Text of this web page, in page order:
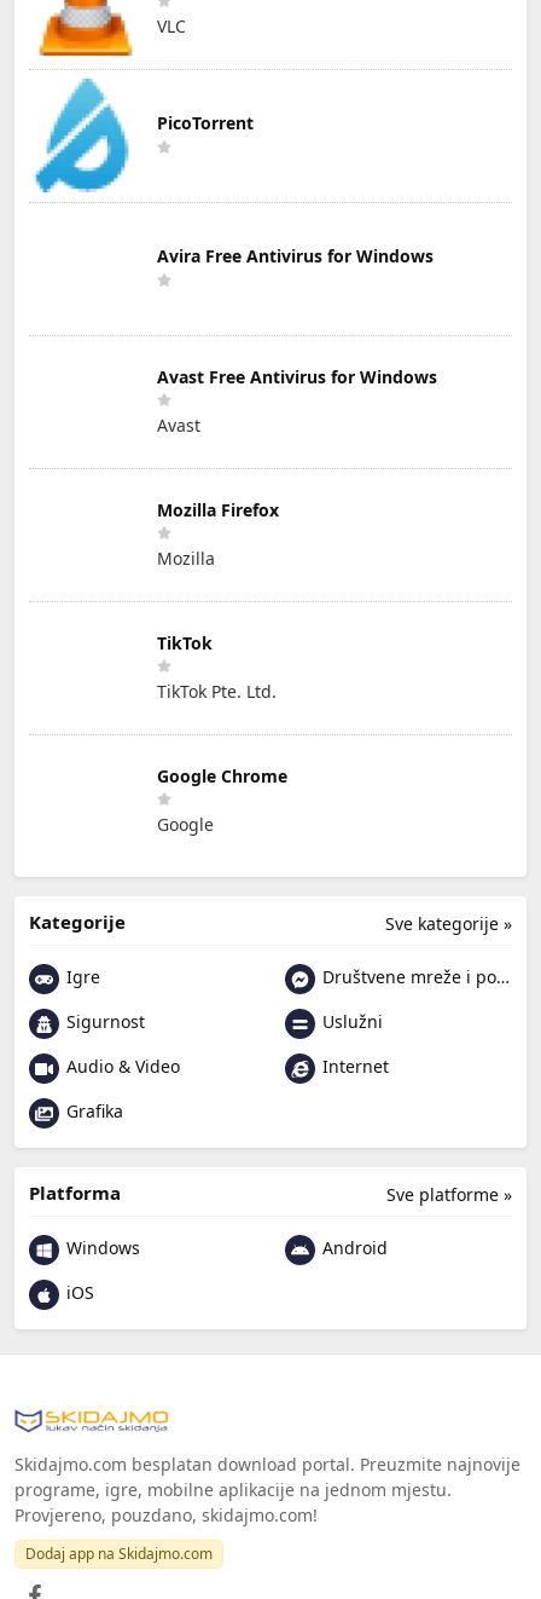
VLC
PicoTorrent
Avira Free Antivirus for Windows
Avast Free Antivirus for Windows
Avast
Mozilla Firefox
Mozilla
TikTok
TikTok Pte. Ltd.
Google Chrome
Google
Sve kategorije »
Kategorije
Igre
Društvene mreže i poruke
Sigurnost
Uslužni
Audio & Video
Internet
Grafika
Sve platforme »
Platforma
Windows
Android
iOS
Skidajmo.com besplatan download portal. Preuzmite najnovije
programe, igre, mobilne aplikacije na jednom mjestu.
Provjereno, pouzdano, skidajmo.com!
Dodaj app na Skidajmo.com